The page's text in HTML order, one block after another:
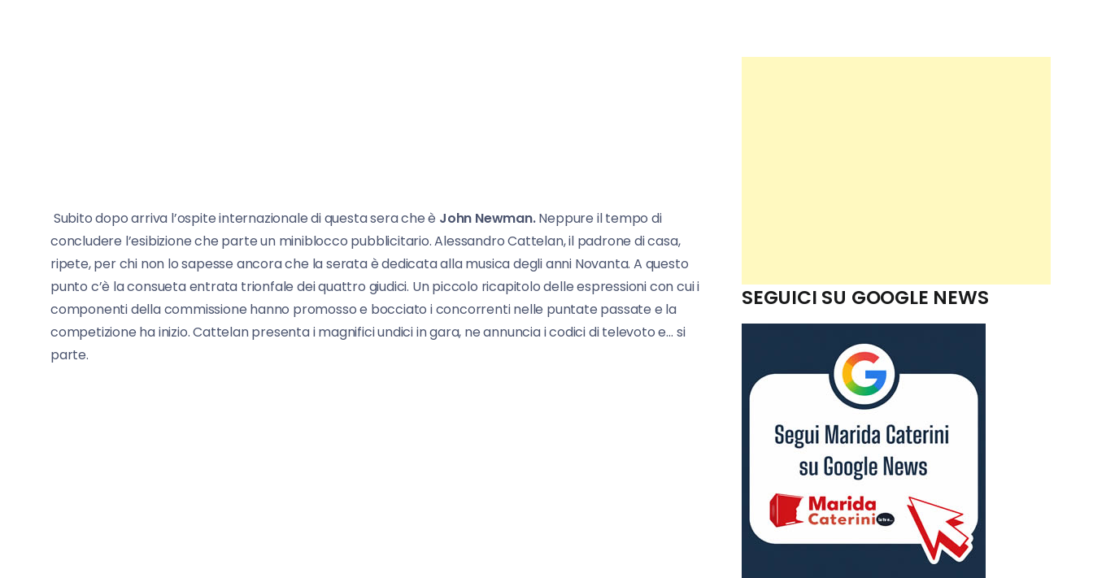
Subito dopo arriva l’ospite internazionale di questa sera che è John Newman.Neppure il tempo di
concludere l’esibizione che parte un miniblocco pubblicitario. Alessandro Cattelan, il padrone di casa,
ripete, per chi non lo sapesse ancora che la serata è dedicata alla musica degli anni Novanta. A questo
punto c’è la consueta entrata trionfale dei quattro giudici. Un piccolo ricapitolo delle espressioni con cui i
componenti della commissione hanno promosso e bocciato i concorrenti nelle puntate passate e la
competizione ha inizio. Cattelan presenta i magnifici undici in gara, ne annuncia i codici di televoto e… si
parte.
SEGUICI SU GOOGLE NEWS